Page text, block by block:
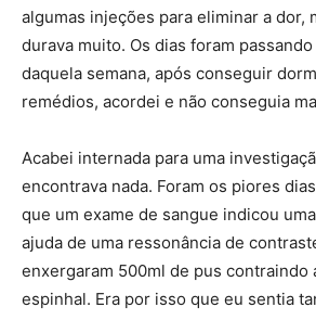
algumas injeções para eliminar a dor,
durava muito. Os dias foram
daquela semana, após conseguir
remédios, acordei e não conseguia
Acabei internada para uma
encontrava nada. Foram os piores
que um exame de sangue indicou
ajuda de uma ressonância de
enxergaram 500ml de pus contraindo
espinhal. Era por isso que eu sentia